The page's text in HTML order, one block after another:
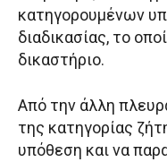
κατηγορουμένων
διαδικασίας, το
δικαστήριο.
Από την άλλη
της κατηγορίας
υπόθεση και να